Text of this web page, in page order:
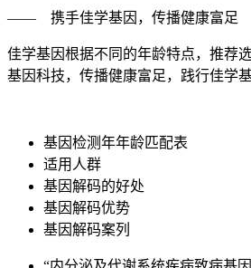
—— 携手佳学基因，传播健康富足
佳学基因根据不同的年龄特点，推荐
基因科技，传播健康富足，践行佳学
基因检测年年龄匹配表
适用人群
基因解码的好处
基因解码优势
基因解码案列